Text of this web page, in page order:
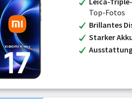
Top-Fotos
Brillantes
Starker